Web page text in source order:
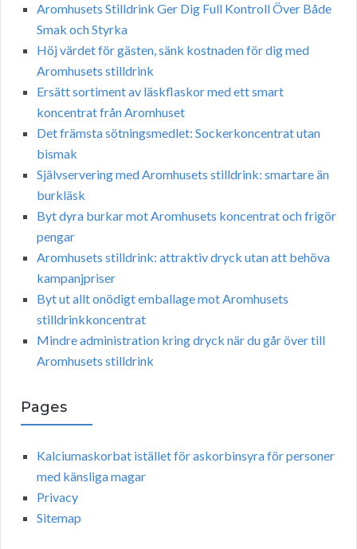
Aromhusets Stilldrink Ger Dig Full Kontroll Över Både
Smak och Styrka
Höj värdet för gästen, sänk kostnaden för dig med
Aromhusets stilldrink
Ersätt sortiment av läskflaskor med ett smart
koncentrat från Aromhuset
Det främsta sötningsmedlet: Sockerkoncentrat utan
bismak
Självservering med Aromhusets stilldrink: smartare än
burkläsk
Byt dyra burkar mot Aromhusets koncentrat och frigör
pengar
Aromhusets stilldrink: attraktiv dryck utan att behöva
kampanjpriser
Byt ut allt onödigt emballage mot Aromhusets
stilldrinkkoncentrat
Mindre administration kring dryck när du går över till
Aromhusets stilldrink
Pages
Kalciumaskorbat istället för askorbinsyra för personer
med känsliga magar
Privacy
Sitemap